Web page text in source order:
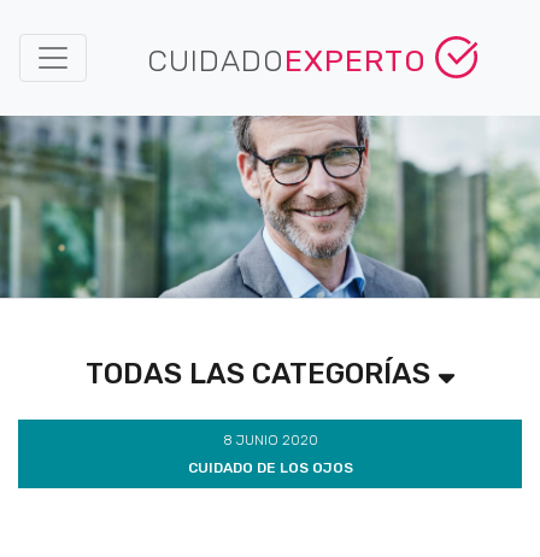
CUIDADOEXPERTO
TODAS LAS CATEGORÍAS
8 JUNIO 2020
CUIDADO DE LOS OJOS